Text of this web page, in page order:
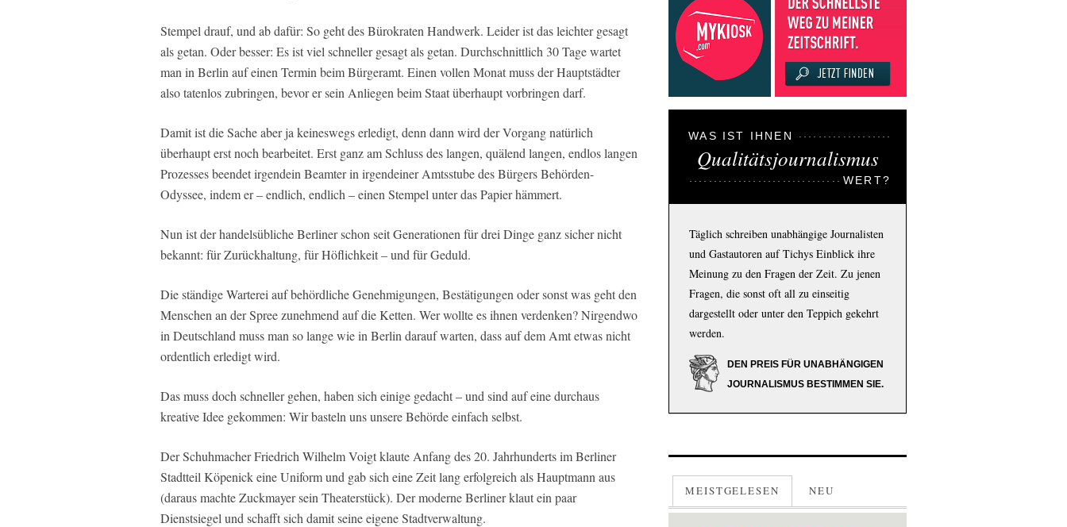
Stempel drauf, und ab dafür: So geht des Bürokraten Handwerk. Leider ist das leichter gesagt
als getan. Oder besser: Es ist viel schneller gesagt als getan. Durchschnittlich 30 Tage wartet
man in Berlin auf einen Termin beim Bürgeramt. Einen vollen Monat muss der Hauptstädter
also tatenlos zubringen, bevor er sein Anliegen beim Staat überhaupt vorbringen darf.
Damit ist die Sache aber ja keineswegs erledigt, denn dann wird der Vorgang natürlich
überhaupt erst noch bearbeitet. Erst ganz am Schluss des langen, quälend langen, endlos langen
Prozesses beendet irgendein Beamter in irgendeiner Amtsstube des Bürgers Behörden-
Odyssee, indem er – endlich, endlich – einen Stempel unter das Papier hämmert.
Nun ist der handelsübliche Berliner schon seit Generationen für drei Dinge ganz sicher nicht
bekannt: für Zurückhaltung, für Höflichkeit – und für Geduld.
Die ständige Warterei auf behördliche Genehmigungen, Bestätigungen oder sonst was geht den
Menschen an der Spree zunehmend auf die Ketten. Wer wollte es ihnen verdenken? Nirgendwo
in Deutschland muss man so lange wie in Berlin darauf warten, dass auf dem Amt etwas nicht
ordentlich erledigt wird.
Das muss doch schneller gehen, haben sich einige gedacht – und sind auf eine durchaus
kreative Idee gekommen: Wir basteln uns unsere Behörde einfach selbst.
Der Schuhmacher Friedrich Wilhelm Voigt klaute Anfang des 20. Jahrhunderts im Berliner
Stadtteil Köpenick eine Uniform und gab sich eine Zeit lang erfolgreich als Hauptmann aus
(daraus machte Zuckmayer sein Theaterstück). Der moderne Berliner klaut ein paar
Dienstsiegel und schafft sich damit seine eigene Stadtverwaltung.
WAS IST IHNEN
Qualitätsjournalismus
WERT?
Täglich schreiben unabhängige Journalisten
und Gastautoren auf Tichys Einblick ihre
Meinung zu den Fragen der Zeit. Zu jenen
Fragen, die sonst oft all zu einseitig
dargestellt oder unter den Teppich gekehrt
werden.
DEN PREIS FÜR UNABHÄNGIGEN
JOURNALISMUS BESTIMMEN SIE.
MEISTGELESEN NEU